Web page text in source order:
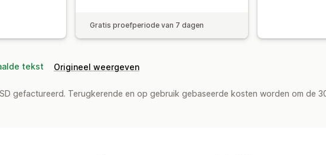
Gratis proefperiode van 7 dagen
tekst Origineel weergeven
gefactureerd. Terugkerende en op gebruik gebaseerde kosten worden om de